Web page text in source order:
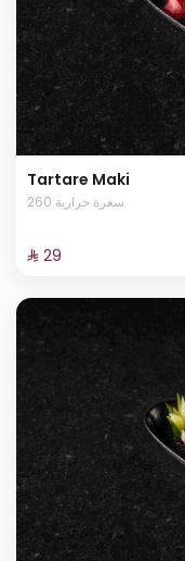
Tartare Maki
260 سعرة حرارية
⁨⁦‪‬ 29⁩